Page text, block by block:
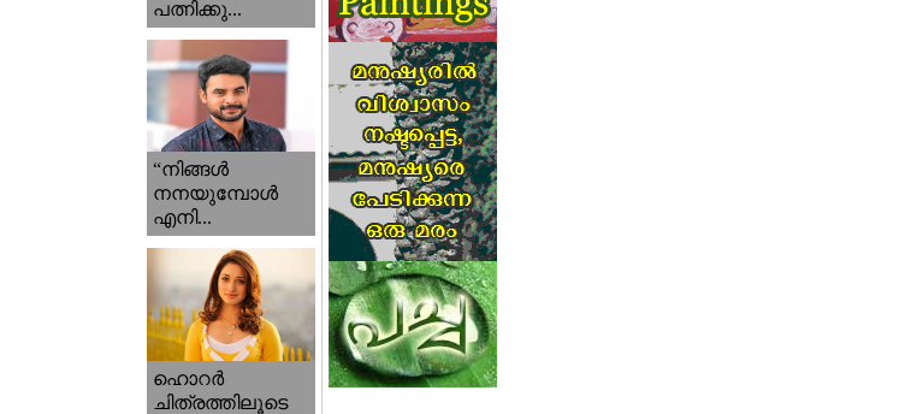
പത്നിക്കു...
“നിങ്ങള്‍
നനയുമ്പോള്‍
എനി...
ഹൊറര്‍
ചിത്രത്തിലൂടെ